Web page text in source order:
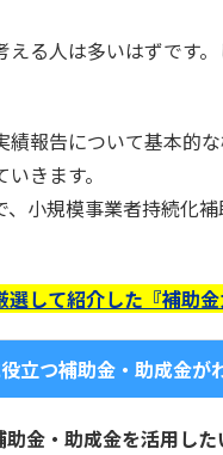
る人は多いはずです
報告について基本的
きます。
小規模事業者持続化
選して紹介した『補助
立つ補助金・助成金が
助金・助成金を活用し